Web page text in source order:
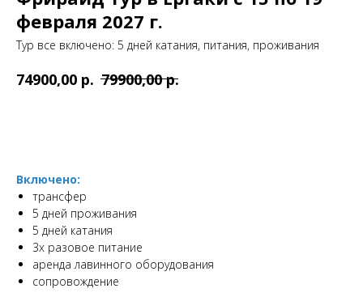
февраля 2027 г.
Тур все включено: 5 дней катания, питания, проживания
74900,00 р. 79900,00 р.
Включено:
трансфер
5 дней проживания
5 дней катания
3х разовое питание
аренда лавинного оборудования
сопровождение